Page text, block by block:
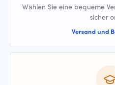
Wählen Sie eine bequeme
sicher
Versand und